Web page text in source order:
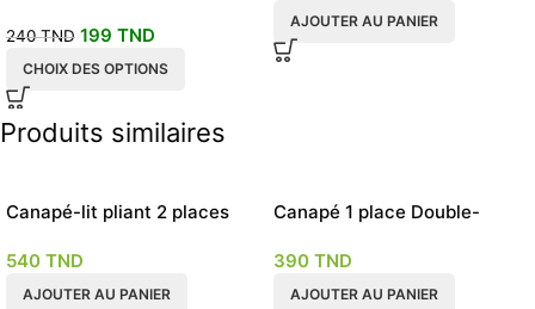
240TND 199 TND
CHOIX DES OPTIONS
AJOUTER AU PANIER
Produits similaires
Canapé-lit pliant 2 places
540 TND
AJOUTER AU PANIER
Canapé 1 place Double-
390 TND
AJOUTER AU PANIER